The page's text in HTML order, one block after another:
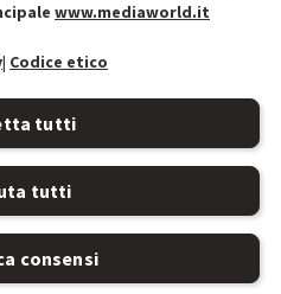
www.mediaworld.it
| Codice etico
tutti
tutti
consensi